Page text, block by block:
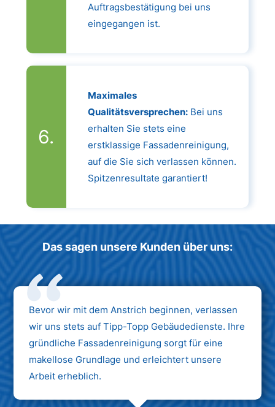
Auftragsbestätigung bei uns
eingegangen ist.
Maximales
Qualitätsversprechen:Bei uns
erhalten Sie stets eine
erstklassige Fassadenreinigung,
auf die Sie sich verlassen können.
Spitzenresultate garantiert!
Das sagen unsere Kunden über uns:
Bevor wir mit dem Anstrich beginnen, verlassen
wir uns stets auf Tipp-Topp Gebäudedienste. Ihre
gründliche Fassadenreinigung sorgt für eine
makellose Grundlage und erleichtert unsere
Arbeit erheblich.